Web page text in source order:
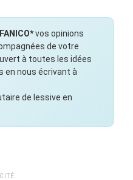
FANICO*vos opinions
de votre
à toutes les idées
en nous écrivant à
de lessive en